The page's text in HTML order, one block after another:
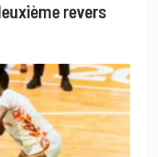
revers